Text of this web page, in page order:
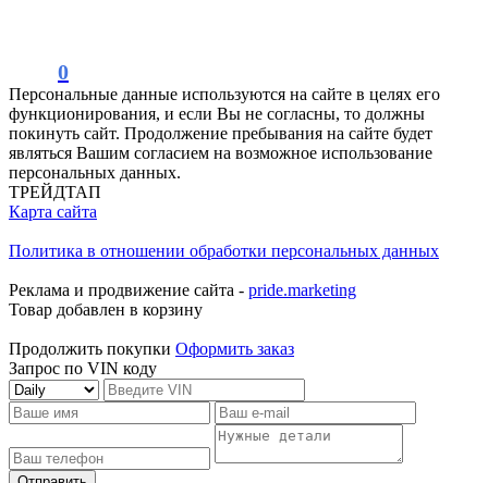
0
Персональные данные используются на сайте в целях его
функционирования, и если Вы не согласны, то должны
покинуть сайт. Продолжение пребывания на сайте будет
являться Вашим согласием на возможное использование
персональных данных.
ТРЕЙДТАП
Карта сайта
Политика в отношении обработки персональных данных
Реклама и продвижение сайта - pride.marketing
Товар добавлен в корзину
Продолжить покупки Оформить заказ
Запрос по VIN коду